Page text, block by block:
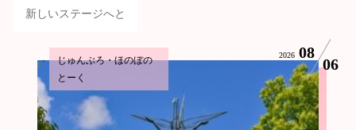
新しいステージへと
じゅんぶろ・ほのぼの
とーく
2026 08
06